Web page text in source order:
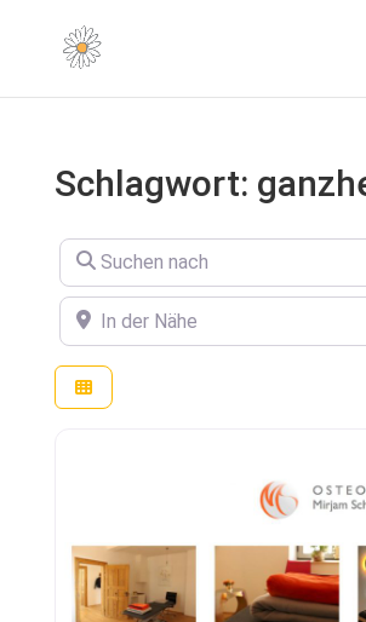
Schlagwort:
Suchen nach
In der Nähe